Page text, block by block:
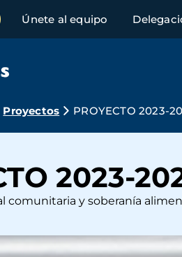
Únete al equipo
Proyectos PROYECTO 2023-
2023-
comunitaria y soberanía